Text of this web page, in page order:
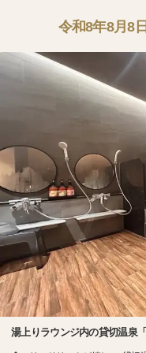
令和8年8月8
湯上りラウンジ内の貸切温泉